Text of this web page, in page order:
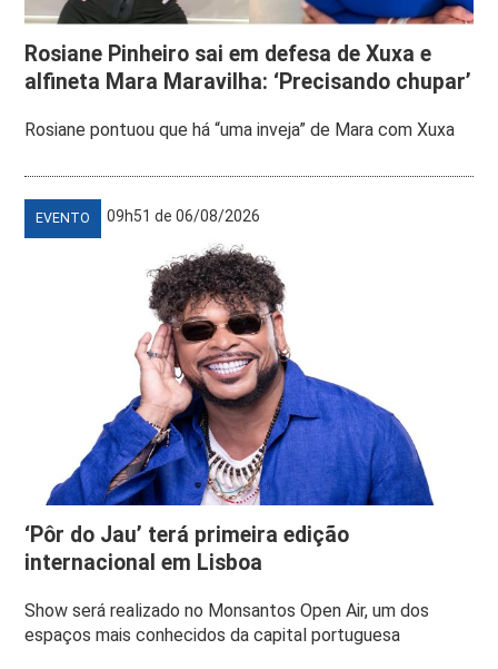
Rosiane Pinheiro sai em defesa de Xuxa e
alfineta Mara Maravilha: ‘Precisando chupar’
Rosiane pontuou que há “uma inveja” de Mara com Xuxa
EVENTO 09h51 de 06/08/2026
‘Pôr do Jau’ terá primeira edição
internacional em Lisboa
Show será realizado no Monsantos Open Air, um dos
espaços mais conhecidos da capital portuguesa